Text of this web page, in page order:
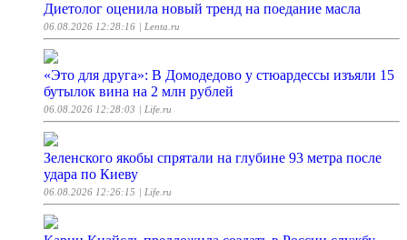
Диетолог оценила новый тренд на поедание масла
06.08.2026 12:28:16 | Lenta.ru
«Это для друга»: В Домодедово у стюардессы изъяли 15
бутылок вина на 2 млн рублей
06.08.2026 12:28:03 | Life.ru
Зеленского якобы спрятали на глубине 93 метра после
удара по Киеву
06.08.2026 12:26:15 | Life.ru